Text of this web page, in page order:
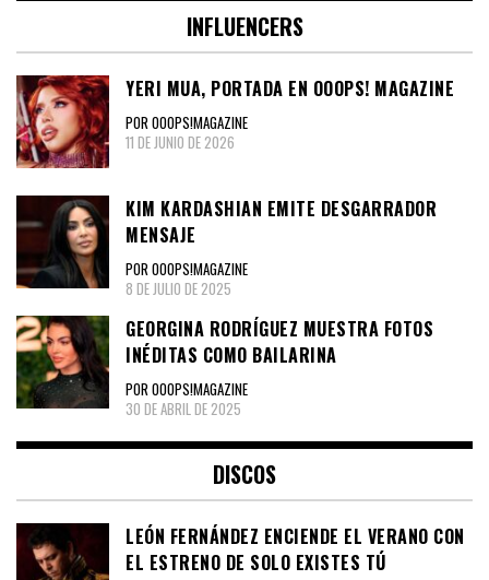
INFLUENCERS
YERI MUA, PORTADA EN OOOPS! MAGAZINE
POR OOOPS!MAGAZINE
11 DE JUNIO DE 2026
KIM KARDASHIAN EMITE DESGARRADOR
MENSAJE
POR OOOPS!MAGAZINE
8 DE JULIO DE 2025
GEORGINA RODRÍGUEZ MUESTRA FOTOS
INÉDITAS COMO BAILARINA
POR OOOPS!MAGAZINE
30 DE ABRIL DE 2025
DISCOS
LEÓN FERNÁNDEZ ENCIENDE EL VERANO CON
EL ESTRENO DE SOLO EXISTES TÚ